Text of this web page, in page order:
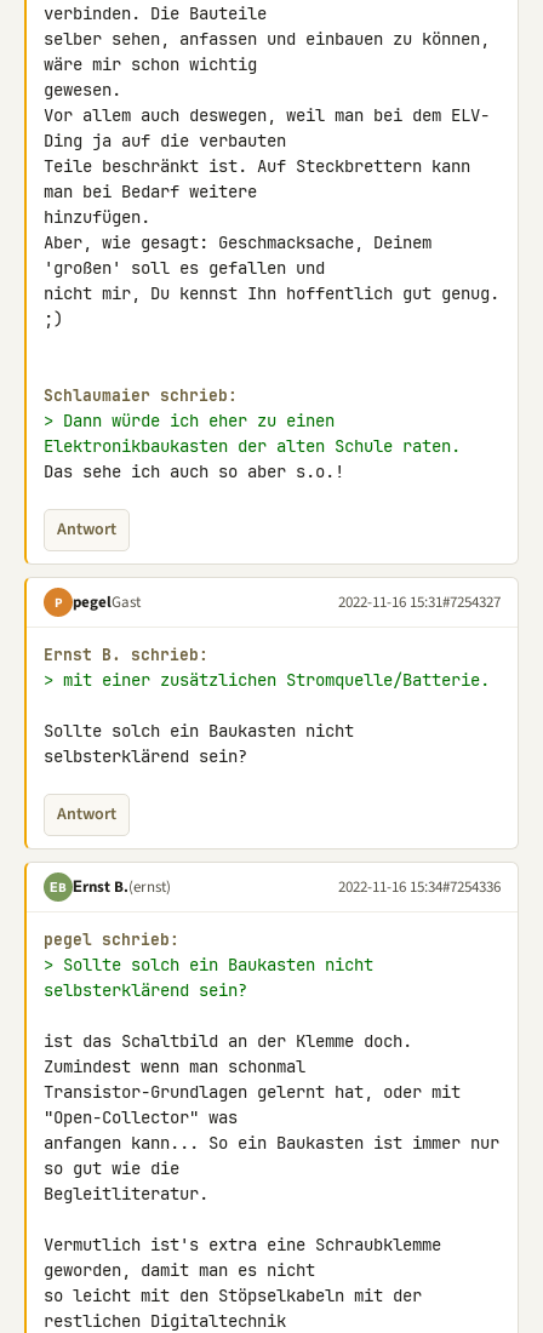
verbinden. Die Bauteile
selber sehen, anfassen und einbauen zu können,
wäre mir schon wichtig
gewesen.
Vor allem auch deswegen, weil man bei dem ELV-
Ding ja auf die verbauten
Teile beschränkt ist. Auf Steckbrettern kann
man bei Bedarf weitere
hinzufügen.
Aber, wie gesagt: Geschmacksache, Deinem
'großen' soll es gefallen und
nicht mir, Du kennst Ihn hoffentlich gut genug.
;)
Schlaumaier schrieb:
> Dann würde ich eher zu einen
Elektronikbaukasten der alten Schule raten.
Das sehe ich auch so aber s.o.!
Antwort
P pegelGast 2022-11-16 15:31#7254327
Εrnst B. schrieb:
> mit einer zusätzlichen Stromquelle/Batterie.
Sollte solch ein Baukasten nicht
selbsterklärend sein?
Antwort
ΕB Εrnst B.(ernst) 2022-11-16 15:34#7254336
pegel schrieb:
> Sollte solch ein Baukasten nicht
selbsterklärend sein?
ist das Schaltbild an der Klemme doch.
Zumindest wenn man schonmal
Transistor-Grundlagen gelernt hat, oder mit
"Open-Collector" was
anfangen kann... So ein Baukasten ist immer nur
so gut wie die
Begleitliteratur.
Vermutlich ist's extra eine Schraubklemme
geworden, damit man es nicht
so leicht mit den Stöpselkabeln mit der
restlichen Digitaltechnik